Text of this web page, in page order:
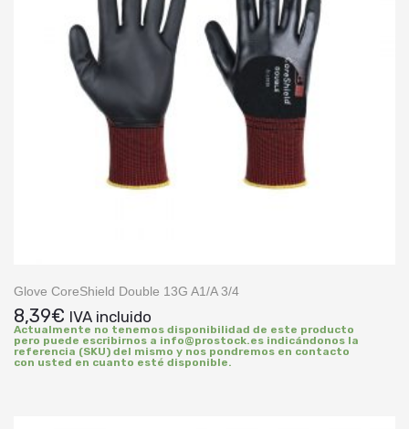
Glove CoreShield Double 13G A1/A 3/4
8,39€ IVA incluido
Actualmente no tenemos disponibilidad de este producto
pero puede escribirnos a info@prostock.es indicándonos la
referencia (SKU) del mismo y nos pondremos en contacto
con usted en cuanto esté disponible.